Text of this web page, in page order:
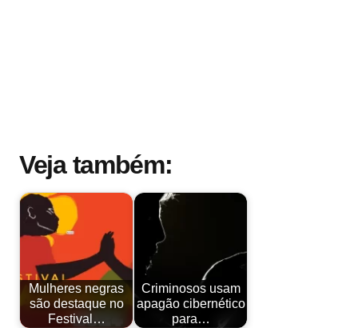
Veja também:
Mulheres negras
são destaque no
Festival…
Criminosos usam
apagão cibernético
para…